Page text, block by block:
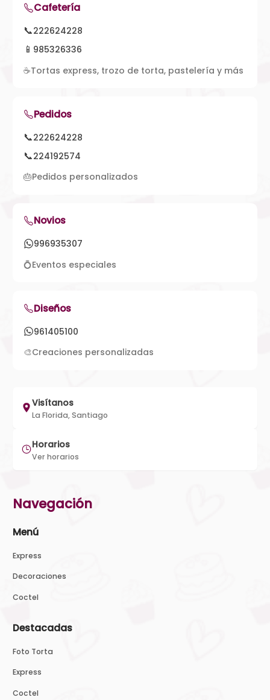
Cafetería
📞222624228
📱 985326336
☕Tortas express, trozo de torta, pastelería y más
Pedidos
📞222624228
📞224192574
🎂Pedidos personalizados
Novios
996935307
💍Eventos especiales
Diseños
961405100
🎨Creaciones personalizadas
Visítanos
La Florida, Santiago
Horarios
Ver horarios
Navegación
Menú
Express
Decoraciones
Coctel
Destacadas
Foto Torta
Express
Coctel